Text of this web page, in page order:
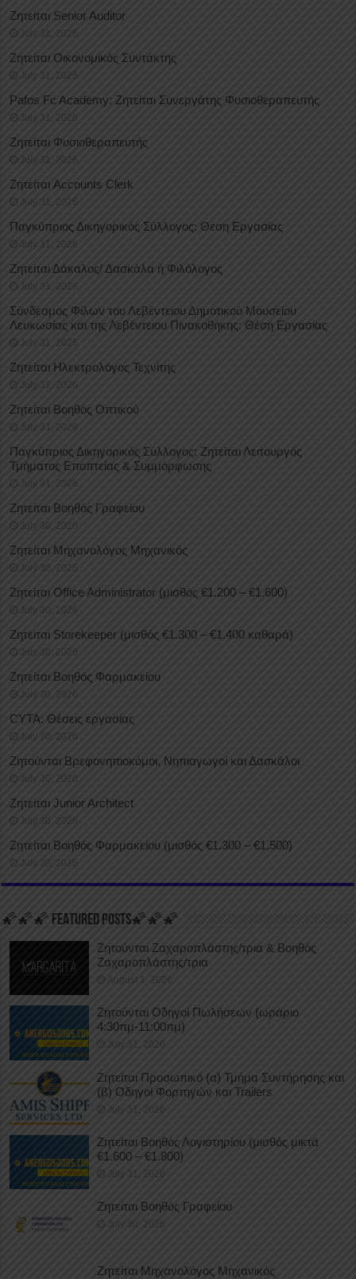
Ζητείται Senior Auditor
July 31, 2026
Ζητείται Οικονομικός Συντάκτης
July 31, 2026
Pafos Fc Academy: Ζητείται Συνεργάτης Φυσιοθεραπευτής
July 31, 2026
Ζητείται Φυσιοθεραπευτής
July 31, 2026
Ζητείται Accounts Clerk
July 31, 2026
Παγκύπριος Δικηγορικός Σύλλογος: Θέση Εργασίας
July 31, 2026
Ζητείται Δάκαλος/ Δασκάλα ή Φιλόλογος
July 31, 2026
Σύνδεσμος Φίλων του Λεβέντειου Δημοτικού Μουσείου
Λευκωσίας και της Λεβέντειου Πινακοθήκης: Θέση Εργασίας
July 31, 2026
Ζητείται Ηλεκτρολόγος Τεχνίτης
July 31, 2026
Ζητείται Βοηθός Οπτικού
July 31, 2026
Παγκύπριος Δικηγορικός Σύλλογος: Ζητείται Λειτουργός
Τμήματος Εποπτείας & Συμμόρφωσης
July 31, 2026
Ζητείται Βοηθός Γραφείου
July 30, 2026
Ζητείται Μηχανολόγος Μηχανικός
July 30, 2026
Ζητείται Office Administrator (μισθός €1.200 – €1.600)
July 30, 2026
Ζητείται Storekeeper (μισθός €1.300 – €1.400 καθαρά)
July 30, 2026
Ζητείται Βοηθός Φαρμακείου
July 30, 2026
CYTA: Θέσεις εργασίας
July 30, 2026
Ζητούνται Βρεφονηπιοκόμοι, Νηπιαγωγοί και Δασκάλοι
July 30, 2026
Ζητείται Junior Architect
July 30, 2026
Ζητείται Βοηθός Φαρμακείου (μισθός €1.300 – €1.500)
July 30, 2026
🌠🌠🌠 FEATURED POSTS🌠🌠🌠
Ζητούνται Ζαχαροπλάστης/τρια & Βοηθός
Ζαχαροπλάστης/τρια
August 1, 2026
Ζητούνται Οδηγοί Πωλήσεων (ωράριο
4:30πμ-11:00πμ)
July 31, 2026
Ζητείται Προσωπικό (α) Τμήμα Συντήρησης και
(β) Οδηγοί Φορτηγών και Trailers
July 31, 2026
Ζητείται Βοηθός Λογιστηρίου (μισθός μικτά
€1.600 – €1.800)
July 31, 2026
Ζητείται Βοηθός Γραφείου
July 30, 2026
Ζητείται Μηχανολόγος Μηχανικός